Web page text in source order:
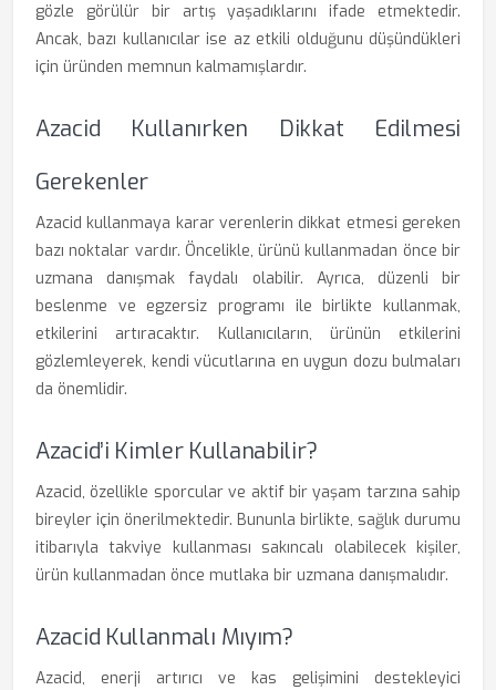
gözle görülür bir artış yaşadıklarını ifade etmektedir.
Ancak, bazı kullanıcılar ise az etkili olduğunu düşündükleri
için üründen memnun kalmamışlardır.
Azacid Kullanırken Dikkat Edilmesi
Gerekenler
Azacid kullanmaya karar verenlerin dikkat etmesi gereken
bazı noktalar vardır. Öncelikle, ürünü kullanmadan önce bir
uzmana danışmak faydalı olabilir. Ayrıca, düzenli bir
beslenme ve egzersiz programı ile birlikte kullanmak,
etkilerini artıracaktır. Kullanıcıların, ürünün etkilerini
gözlemleyerek, kendi vücutlarına en uygun dozu bulmaları
da önemlidir.
Azacid’i Kimler Kullanabilir?
Azacid, özellikle sporcular ve aktif bir yaşam tarzına sahip
bireyler için önerilmektedir. Bununla birlikte, sağlık durumu
itibarıyla takviye kullanması sakıncalı olabilecek kişiler,
ürün kullanmadan önce mutlaka bir uzmana danışmalıdır.
Azacid Kullanmalı Mıyım?
Azacid, enerji artırıcı ve kas gelişimini destekleyici